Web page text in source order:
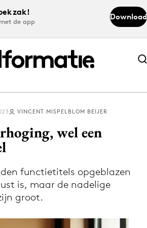
de app
Download
Abonneer nu
Abonneer nu
nieuws via de Adformatie
Nieuws app
VINCENT MISPELBLOM BEIJER
wel een
functietitels opgeblazen
is, maar de nadelige
groot.